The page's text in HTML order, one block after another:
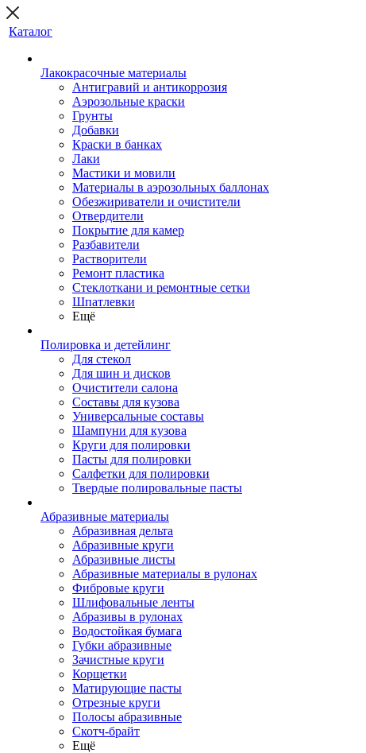
Каталог
Лакокрасочные материалы
Антигравий и антикоррозия
Аэрозольные краски
Грунты
Добавки
Краски в банках
Лаки
Мастики и мовили
Материалы в аэрозольных баллонах
Обезжириватели и очистители
Отвердители
Покрытие для камер
Разбавители
Растворители
Ремонт пластика
Стеклоткани и ремонтные сетки
Шпатлевки
Ещё
Полировка и детейлинг
Для стекол
Для шин и дисков
Очистители салона
Составы для кузова
Универсальные составы
Шампуни для кузова
Круги для полировки
Пасты для полировки
Салфетки для полировки
Твердые полировальные пасты
Абразивные материалы
Абразивная дельта
Абразивные круги
Абразивные листы
Абразивные материалы в рулонах
Фибровые круги
Шлифовальные ленты
Абразивы в рулонах
Водостойкая бумага
Губки абразивные
Зачистные круги
Корщетки
Матирующие пасты
Отрезные круги
Полосы абразивные
Скотч-брайт
Ещё